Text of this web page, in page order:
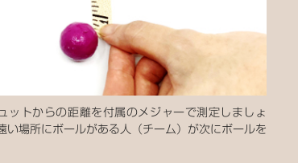
ットからの距離を付属のメジャーで測定しましょ
い場所にボールがある人（チーム）が次にボールを